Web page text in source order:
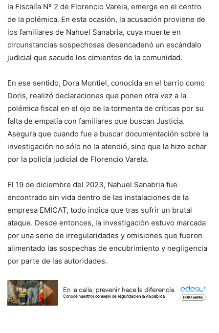
la Fiscalía Nº 2 de Florencio Varela, emerge en el centro
de la polémica. En esta ocasión, la acusación proviene de
los familiares de Nahuel Sanabria, cuya muerte en
circunstancias sospechosas desencadenó un escándalo
judicial que sacude los cimientos de la comunidad.
En ese sentido, Dora Montiel, conocida en el barrio como
Doris, realizó declaraciones que ponen otra vez a la
polémica fiscal en el ojo de la tormenta de críticas por su
falta de empatía con familiares que buscan Justicia.
Asegura que cuando fue a buscar documentación sobre la
investigación no sólo no la atendió, sino que la hizo echar
por la policía judicial de Florencio Varela.
El 19 de diciembre del 2023, Nahuel Sanabria fue
encontrado sin vida dentro de las instalaciones de la
empresa EMICAT, todo indica que tras sufrir un brutal
ataque. Desde entonces, la investigación estuvo marcada
por una serie de irregularidades y omisiones que fueron
alimentado las sospechas de encubrimiento y negligencia
por parte de las autoridades.